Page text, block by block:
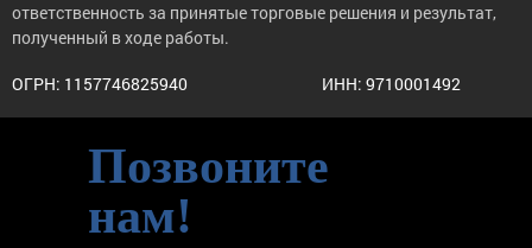
ответственность за принятые торговые решения и результат,
полученный в ходе работы.
ОГРН: 1157746825940 ИНН: 9710001492
Позвоните
нам!